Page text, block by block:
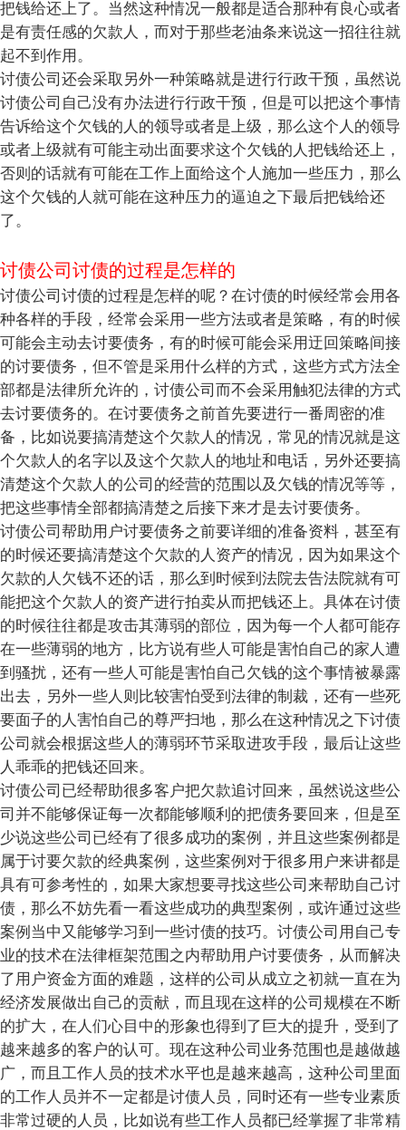
把钱给还上了。当然这种情况一般都是适合那种有良心或者
是有责任感的欠款人，而对于那些老油条来说这一招往往就
起不到作用。
讨债公司还会采取另外一种策略就是进行行政干预，虽然说
讨债公司自己没有办法进行行政干预，但是可以把这个事情
告诉给这个欠钱的人的领导或者是上级，那么这个人的领导
或者上级就有可能主动出面要求这个欠钱的人把钱给还上，
否则的话就有可能在工作上面给这个人施加一些压力，那么
这个欠钱的人就可能在这种压力的逼迫之下最后把钱给还
了。
讨债公司讨债的过程是怎样的
讨债公司讨债的过程是怎样的呢？在讨债的时候经常会用各
种各样的手段，经常会采用一些方法或者是策略，有的时候
可能会主动去讨要债务，有的时候可能会采用迂回策略间接
的讨要债务，但不管是采用什么样的方式，这些方式方法全
部都是法律所允许的，讨债公司而不会采用触犯法律的方式
去讨要债务的。在讨要债务之前首先要进行一番周密的准
备，比如说要搞清楚这个欠款人的情况，常见的情况就是这
个欠款人的名字以及这个欠款人的地址和电话，另外还要搞
清楚这个欠款人的公司的经营的范围以及欠钱的情况等等，
把这些事情全部都搞清楚之后接下来才是去讨要债务。
讨债公司帮助用户讨要债务之前要详细的准备资料，甚至有
的时候还要搞清楚这个欠款的人资产的情况，因为如果这个
欠款的人欠钱不还的话，那么到时候到法院去告法院就有可
能把这个欠款人的资产进行拍卖从而把钱还上。具体在讨债
的时候往往都是攻击其薄弱的部位，因为每一个人都可能存
在一些薄弱的地方，比方说有些人可能是害怕自己的家人遭
到骚扰，还有一些人可能是害怕自己欠钱的这个事情被暴露
出去，另外一些人则比较害怕受到法律的制裁，还有一些死
要面子的人害怕自己的尊严扫地，那么在这种情况之下讨债
公司就会根据这些人的薄弱环节采取进攻手段，最后让这些
人乖乖的把钱还回来。
讨债公司已经帮助很多客户把欠款追讨回来，虽然说这些公
司并不能够保证每一次都能够顺利的把债务要回来，但是至
少说这些公司已经有了很多成功的案例，并且这些案例都是
属于讨要欠款的经典案例，这些案例对于很多用户来讲都是
具有可参考性的，如果大家想要寻找这些公司来帮助自己讨
债，那么不妨先看一看这些成功的典型案例，或许通过这些
案例当中又能够学习到一些讨债的技巧。讨债公司用自己专
业的技术在法律框架范围之内帮助用户讨要债务，从而解决
了用户资金方面的难题，这样的公司从成立之初就一直在为
经济发展做出自己的贡献，而且现在这样的公司规模在不断
的扩大，在人们心目中的形象也得到了巨大的提升，受到了
越来越多的客户的认可。现在这种公司业务范围也是越做越
广，而且工作人员的技术水平也是越来越高，这种公司里面
的工作人员并不一定都是讨债人员，同时还有一些专业素质
非常过硬的人员，比如说有些工作人员都已经掌握了非常精